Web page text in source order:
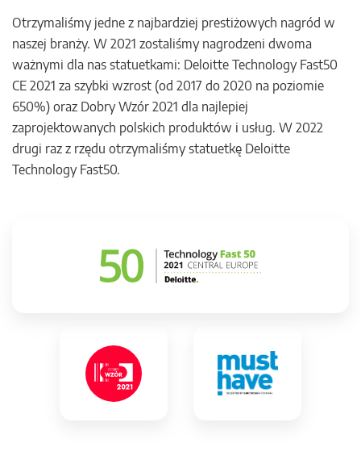
Otrzymaliśmy jedne z najbardziej prestiżowych nagród w
naszej branży. W 2021 zostaliśmy nagrodzeni dwoma
ważnymi dla nas statuetkami: Deloitte Technology Fast50
CE 2021 za szybki wzrost (od 2017 do 2020 na poziomie
650%) oraz Dobry Wzór 2021 dla najlepiej
zaprojektowanych polskich produktów i usług. W 2022
drugi raz z rzędu otrzymaliśmy statuetkę Deloitte
Technology Fast50.